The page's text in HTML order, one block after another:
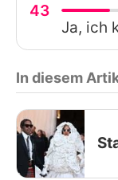
43
Ja, ich
In diesem